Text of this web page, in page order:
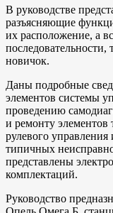
В руководстве
разъясняющие
их расположение, а
новичок.
Даны подробные
элементов системы
проведению
и ремонту
рулевого
типичных
представлены
комплектаций.
Руководство